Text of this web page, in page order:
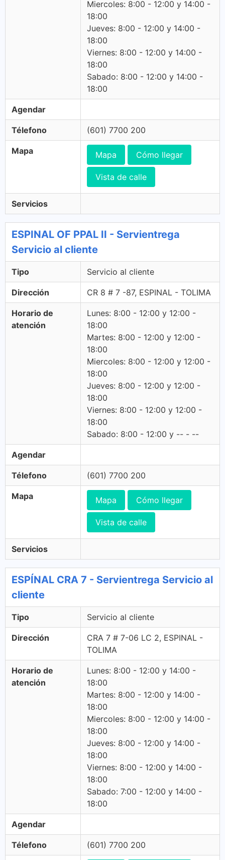
Miercoles: 8:00 - 12:00 y 14:00 -
18:00
Jueves: 8:00 - 12:00 y 14:00 -
18:00
Viernes: 8:00 - 12:00 y 14:00 -
18:00
Sabado: 8:00 - 12:00 y 14:00 -
18:00
Agendar
Télefono (601) 7700 200
Mapa Mapa Cómo llegar
Vista de calle
Servicios
ESPINAL OF PPAL II - Servientrega
Servicio al cliente
Tipo Servicio al cliente
Dirección CR 8 # 7 -87, ESPINAL - TOLIMA
Horario de
atención
Lunes: 8:00 - 12:00 y 12:00 -
18:00
Martes: 8:00 - 12:00 y 12:00 -
18:00
Miercoles: 8:00 - 12:00 y 12:00 -
18:00
Jueves: 8:00 - 12:00 y 12:00 -
18:00
Viernes: 8:00 - 12:00 y 12:00 -
18:00
Sabado: 8:00 - 12:00 y -- - --
Agendar
Télefono (601) 7700 200
Mapa Mapa Cómo llegar
Vista de calle
Servicios
ESPÍNAL CRA 7 - Servientrega Servicio al
cliente
Tipo Servicio al cliente
Dirección
CRA 7 # 7-06 LC 2, ESPINAL -
TOLIMA
Horario de
atención
Lunes: 8:00 - 12:00 y 14:00 -
18:00
Martes: 8:00 - 12:00 y 14:00 -
18:00
Miercoles: 8:00 - 12:00 y 14:00 -
18:00
Jueves: 8:00 - 12:00 y 14:00 -
18:00
Viernes: 8:00 - 12:00 y 14:00 -
18:00
Sabado: 7:00 - 12:00 y 14:00 -
18:00
Agendar
Télefono (601) 7700 200